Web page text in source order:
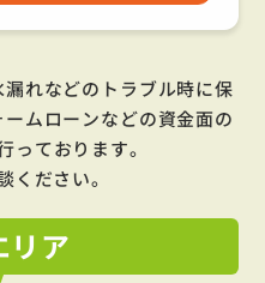
漏れなどのトラブル時に保
ムローンなどの資金面の
っております。
ください。
リア